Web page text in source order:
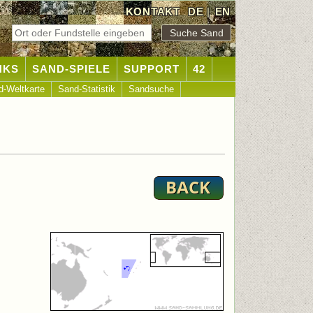
KONTAKT DE|EN
SAND-SPIELE SUPPORT 42
Weltkarte Sand-Statistik Sandsuche